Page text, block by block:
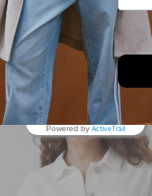
MAY
Powered by ActiveTrail